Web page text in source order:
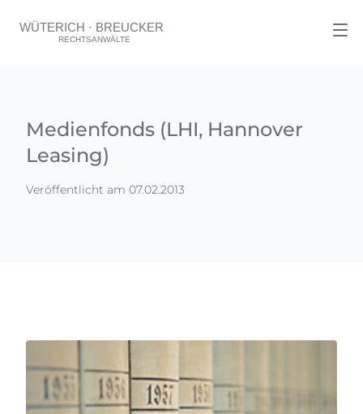
Medienfonds (LHI, Hannover
Leasing)
Veröffentlicht am 07.02.2013